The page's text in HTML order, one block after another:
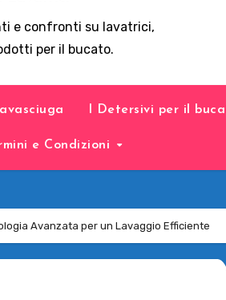
e confronti su lavatrici,
per il bucato.
I Detersivi per il
e Condizioni
Avanzata per un Lavaggio Efficiente